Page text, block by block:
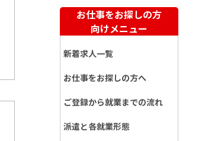
お仕事をお探しの方
向けメニュー
新着求人一覧
お仕事をお探しの方へ
ご登録から就業までの流れ
派遣と各就業形態